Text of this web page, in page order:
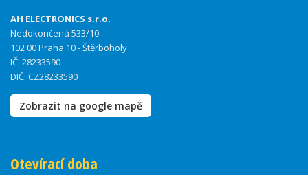
AH ELECTRONICS s.r.o.
Nedokončená 533/10
102 00 Praha 10 - Štěrboholy
IČ: 28233590
DIČ: CZ28233590
Zobrazit na google mapě
Otevírací doba